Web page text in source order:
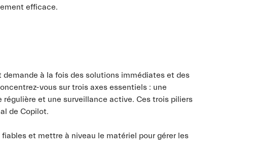
efficace.
à la fois des solutions immédiates et des
vous sur trois axes essentiels : une
et une surveillance active. Ces trois piliers
de Copilot.
et mettre à niveau le matériel pour gérer les